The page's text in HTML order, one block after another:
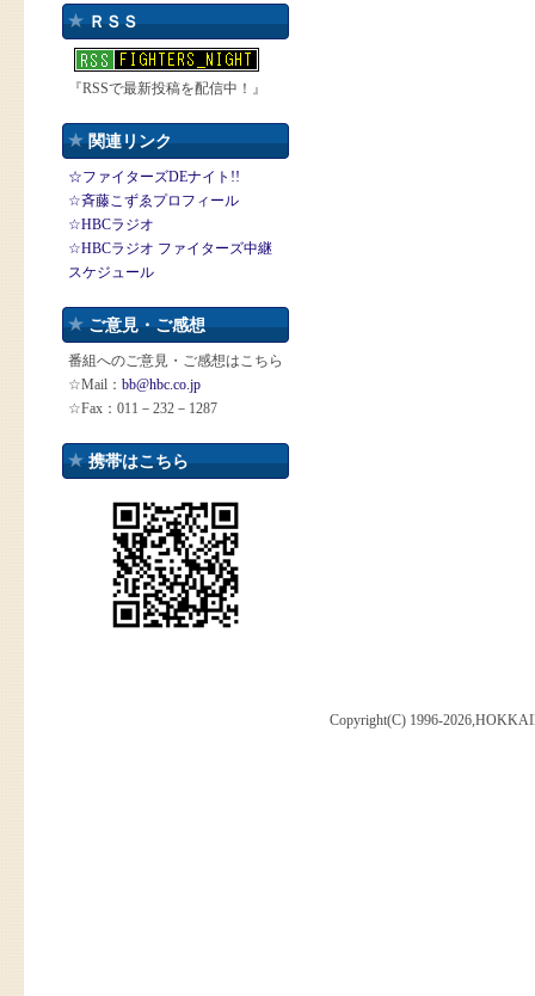
ＲＳＳ
『RSSで最新投稿を配信中！』
関連リンク
☆ファイターズDEナイト!!
☆斉藤こずゑプロフィール
☆HBCラジオ
☆HBCラジオ ファイターズ中継
スケジュール
ご意見・ご感想
番組へのご意見・ご感想はこちら
☆Mail： bb@hbc.co.jp
☆Fax：011－232－1287
携帯はこちら
Copyright(C) 1996-